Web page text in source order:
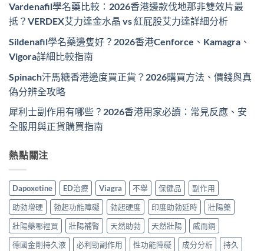
Vardenafil學名藥比較：2026香港邊款伐地那非雙效片最
抵？VERDEX艾力達金水晶 vs 紅屁股艾力達詳細分析
Sildenafil學名藥邊隻好？2026香港Cenforce、Kamagra、
Vigora詳細比較指南
Spinach汗馬糖香港邊度買正貨？2026購買方法、價錢與真
偽分辨全攻略
犀利士副作用有哪些？2026香港用家必讀：常見反應、安
全服用與正貨購買指南
熱點關注
Dapoxetine ED治療 Viagra 不舉 保健品
副作用
助勃增硬
勃起功能障礙 勃起硬度 印度助勃延時
壯陽藥
壯陽藥哪裡買
壯陽補腎 天然助勃 天然壯陽
威而鋼
德國金剛持久液
必利勁副作用 性功能障礙 成分分析 持久